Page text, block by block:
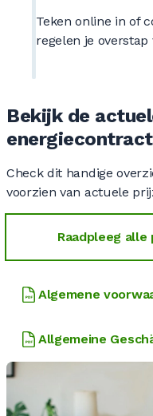
Teken online in of
regelen je overstap
Bekijk de
energiecontract
Check dit handige
voorzien van actuele
Raadpleeg
Algemene
Allgemeine